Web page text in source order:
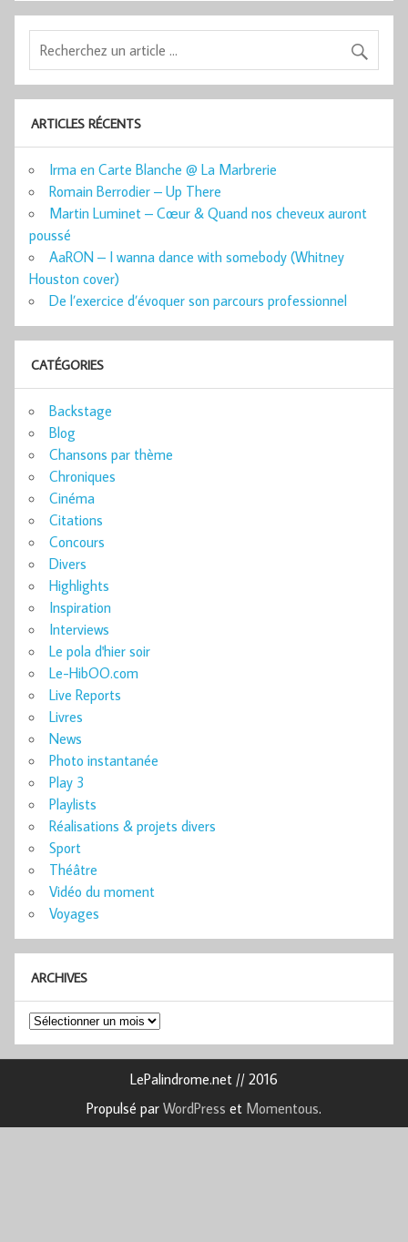
ARTICLES RÉCENTS
Irma en Carte Blanche @ La Marbrerie
Romain Berrodier – Up There
Martin Luminet – Cœur & Quand nos cheveux auront
poussé
AaRON – I wanna dance with somebody (Whitney
Houston cover)
De l’exercice d’évoquer son parcours professionnel
CATÉGORIES
Backstage
Blog
Chansons par thème
Chroniques
Cinéma
Citations
Concours
Divers
Highlights
Inspiration
Interviews
Le pola d'hier soir
Le-HibOO.com
Live Reports
Livres
News
Photo instantanée
Play 3
Playlists
Réalisations & projets divers
Sport
Théâtre
Vidéo du moment
Voyages
ARCHIVES
Archives
LePalindrome.net // 2016
Propulsé par WordPress et Momentous.